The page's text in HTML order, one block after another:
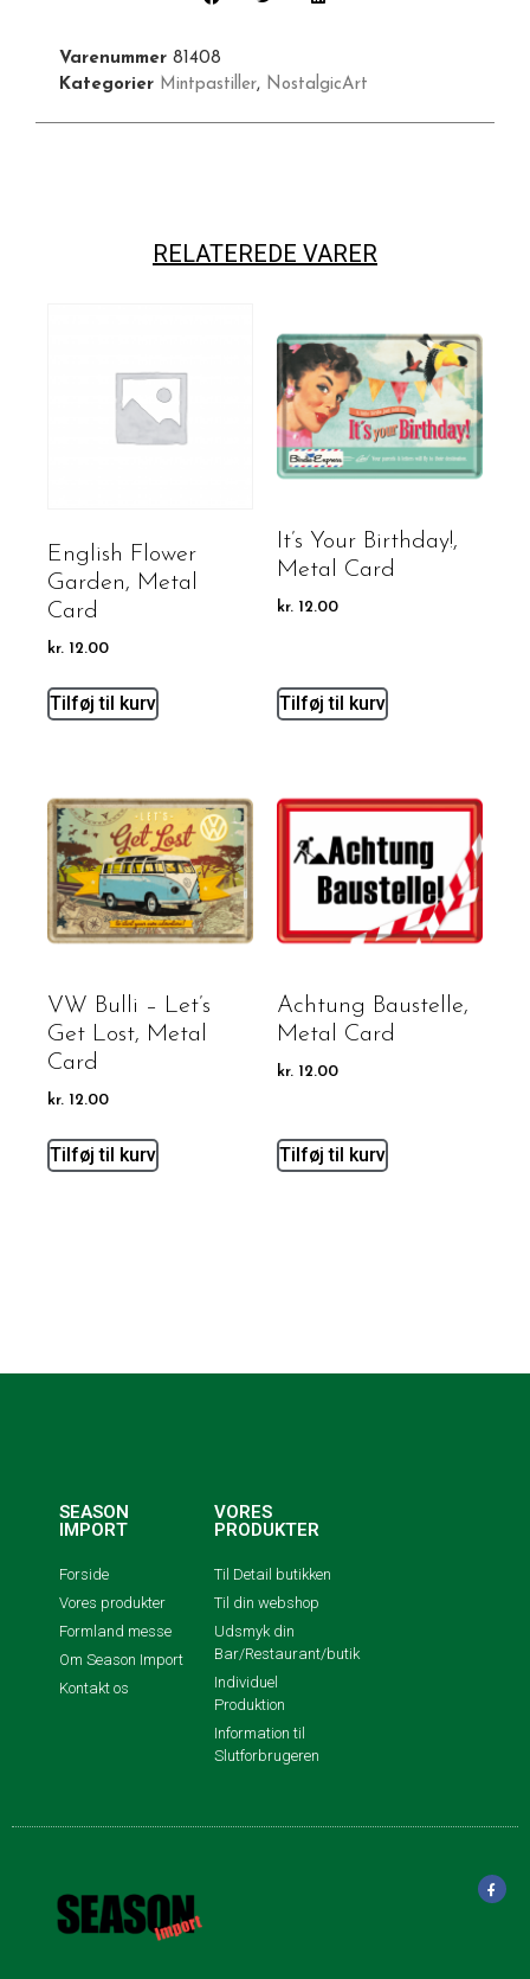
Varenummer 81408
Kategorier Mintpastiller, NostalgicArt
RELATEREDE VARER
English Flower
Garden, Metal
Card
kr. 12.00
Tilføj til kurv
It’s Your Birthday!,
Metal Card
kr. 12.00
Tilføj til kurv
VW Bulli – Let’s
Get Lost, Metal
Card
kr. 12.00
Tilføj til kurv
Achtung Baustelle,
Metal Card
kr. 12.00
Tilføj til kurv
SEASON
IMPORT
Forside
Vores produkter
Formland messe
Om Season Import
Kontakt os
VORES
PRODUKTER
Til Detail butikken
Til din webshop
Udsmyk din
Bar/Restaurant/butik
Individuel
Produktion
Information til
Slutforbrugeren